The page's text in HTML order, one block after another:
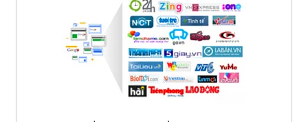
VietAds cùng bạn tìm hiểu về các hình thức